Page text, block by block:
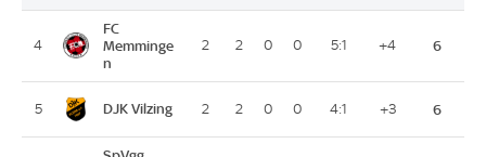
4
FC
Memminge
n
2 2 0 0 5:1 +4 6
5 DJK Vilzing 2 2 0 0 4:1 +3 6